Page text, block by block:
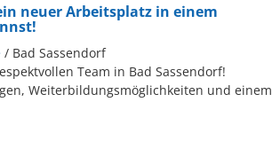
neuer Arbeitsplatz in einem
/ Bad Sassendorf
Team in Bad Sassendorf!
Weiterbildungsmöglichkeiten und einem